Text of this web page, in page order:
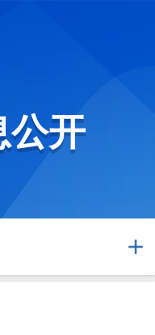
公开